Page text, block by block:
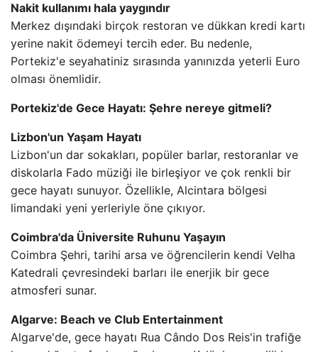
Nakit kullanımı hala yaygındır
Merkez dışındaki birçok restoran ve dükkan kredi kartı
yerine nakit ödemeyi tercih eder. Bu nedenle,
Portekiz'e seyahatiniz sırasında yanınızda yeterli Euro
olması önemlidir.
Portekiz'de Gece Hayatı: Şehre nereye gitmeli?
Lizbon'un Yaşam Hayatı
Lizbon'un dar sokakları, popüler barlar, restoranlar ve
diskolarla Fado müziği ile birleşiyor ve çok renkli bir
gece hayatı sunuyor. Özellikle, Alcintara bölgesi
limandaki yeni yerleriyle öne çıkıyor.
Coimbra'da Üniversite Ruhunu Yaşayın
Coimbra Şehri, tarihi arsa ve öğrencilerin kendi Velha
Katedrali çevresindeki barları ile enerjik bir gece
atmosferi sunar.
Algarve: Beach ve Club Entertainment
Algarve'de, gece hayatı Rua Cândo Dos Reis'in trafiğe